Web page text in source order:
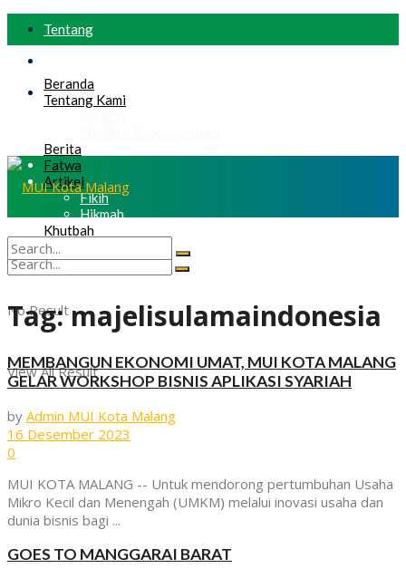
Tentang
Contact
Beranda
Tentang Kami
Berita
Fatwa
Artikel
Fikih
Hikmah
Khutbah
No Result
View All Result
Tag:majelisulamaindonesia
MEMBANGUN EKONOMI UMAT, MUI KOTA MALANG
GELAR WORKSHOP BISNIS APLIKASI SYARIAH
by Admin MUI Kota Malang
16 Desember 2023
0
MUI KOTA MALANG -- Untuk mendorong pertumbuhan Usaha
Mikro Kecil dan Menengah (UMKM) melalui inovasi usaha dan
dunia bisnis bagi ...
GOES TO MANGGARAI BARAT